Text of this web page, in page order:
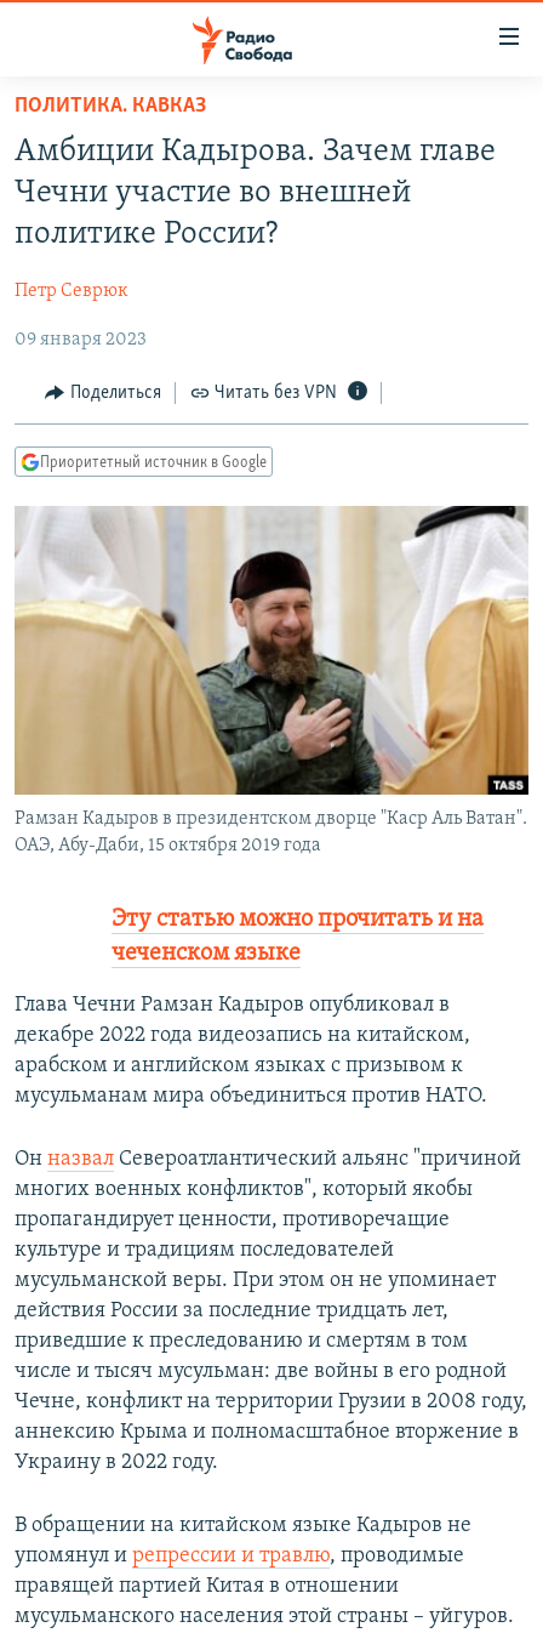
упрощенного
доступа
Вернуться
основному
Вернутся
навигации
Вернутся
поиску
ПРОГРАММЫ
ПОДКАСТЫ
АВТОРСКИЕ ПРОЕКТЫ
МНЕНИЯ
КУЛЬТУРА
IDEL.РЕАЛИИ
СЕВЕР.РЕАЛИИ
СИБИРЬ.РЕАЛИИ
РАСПИСАНИЕ ВЕЩАНИЯ
ПОДПИШИТЕСЬ НА РАССЫЛКУ
Все сайты РСЕ/РС
ПОЛИТИКА. КАВКАЗ
Амбиции Кадырова. Зачем главе
Чечни участие во внешней
политике России?
Петр Севрюк
09 января 2023
Поделиться Читать без VPN
Приоритетный источник в Google
Рамзан Кадыров в президентском дворце "Каср Аль Ватан".
ОАЭ, Абу-Даби, 15 октября 2019 года
Эту статью можно прочитать и на
чеченском языке
Глава Чечни Рамзан Кадыров опубликовал в
декабре 2022 года видеозапись на китайском,
арабском и английском языках с призывом к
мусульманам мира объединиться против НАТО.
Он назвал Североатлантический альянс "причиной
многих военных конфликтов", который якобы
пропагандирует ценности, противоречащие
культуре и традициям последователей
мусульманской веры. При этом он не упоминает
действия России за последние тридцать лет,
приведшие к преследованию и смертям в том
числе и тысяч мусульман: две войны в его родной
Чечне, конфликт на территории Грузии в 2008 году,
аннексию Крыма и полномасштабное вторжение в
Украину в 2022 году.
В обращении на китайском языке Кадыров не
упомянул и репрессии и травлю, проводимые
правящей партией Китая в отношении
мусульманского населения этой страны – уйгуров.